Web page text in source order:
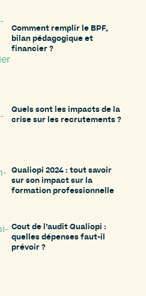
Comment remplir le BPF,
bilan pédagogique et
financier ?
Quels sont les impacts de la
crise sur les recrutements ?
Qualiopi 2024 : tout savoir
sur son impact sur la
formation professionnelle
Cout de l’audit Qualiopi :
quelles dépenses faut-il
prévoir ?